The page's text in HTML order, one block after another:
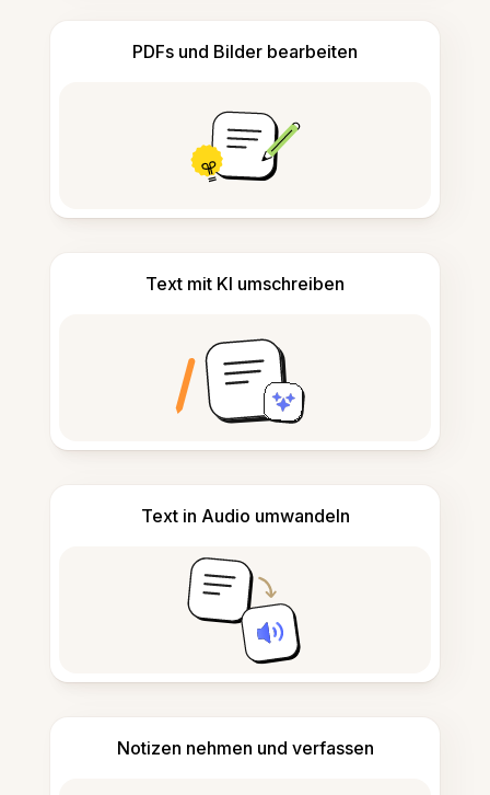
PDFs und Bilder bearbeiten
Text mit KI umschreiben
Text in Audio umwandeln
Notizen nehmen und verfassen